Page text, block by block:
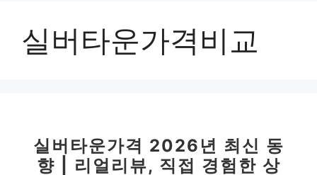
실버타운가격비교
실버타운가격 2026년 최신 동
향 | 리얼리뷰, 직접 경험한 상